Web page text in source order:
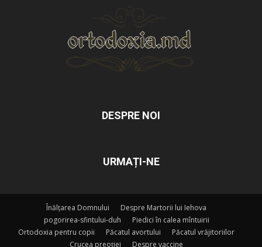
DESPRE NOI
URMAȚI-NE
Înălțarea Domnului
Despre Martorii lui Iehova
pogorirea-sfintului-duh
Piedici în calea mîntuirii
Ortodoxia pentru copii
Păcatul avortului
Păcatul vrăjitoriilor
Crucea preoției
Despre vaccine